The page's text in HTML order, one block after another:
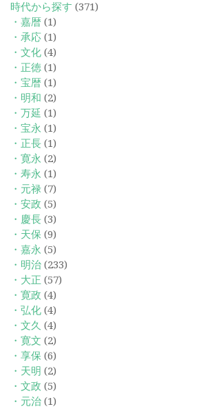
時代から探す (371)
・嘉暦 (1)
・承応 (1)
・文化 (4)
・正徳 (1)
・宝暦 (1)
・明和 (2)
・万延 (1)
・宝永 (1)
・正長 (1)
・寛永 (2)
・寿永 (1)
・元禄 (7)
・安政 (5)
・慶長 (3)
・天保 (9)
・嘉永 (5)
・明治 (233)
・大正 (57)
・寛政 (4)
・弘化 (4)
・文久 (4)
・寛文 (2)
・享保 (6)
・天明 (2)
・文政 (5)
・元治 (1)